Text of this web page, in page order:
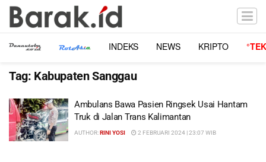
INDEKS NEWS KRIPTO
Tag: Kabupaten Sanggau
Ambulans Bawa Pasien Ringsek Usai Hantam
Truk di Jalan Trans Kalimantan
AUTHOR:RINI YOSI 2 FEBRUARI 2024 | 23:07 WIB